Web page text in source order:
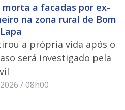
morta a facadas por ex-
na zona rural de Bom
a própria vida após o
será investigado pela
/ 08h00